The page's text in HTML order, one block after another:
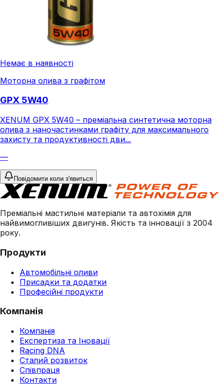
Немає в наявності
Моторна олива з графітом
GPX 5W40
XENUM GPX 5W40 – преміальна синтетична моторна
олива з наночастинками графіту для максимального
захисту та продуктивності дви...
—
Повідомити коли з'явиться
Преміальні мастильні матеріали та автохімія для
найвимогливіших двигунів. Якість та інновації з 2004
року.
Продукти
Автомобільні оливи
Присадки та додатки
Професійні продукти
Компанія
Компанія
Експертиза та Іновації
Racing DNA
Сталий розвиток
Співпраця
Контакти